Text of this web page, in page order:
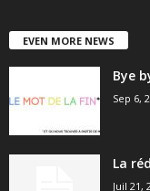
EVEN MORE NEWS
Bye
Sep 6,
La
Juil 21,